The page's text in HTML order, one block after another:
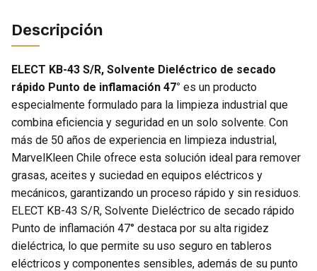
Descripción
ELECT KB-43 S/R, Solvente Dieléctrico de secado
rápido Punto de inflamación 47° es un producto
especialmente formulado para la limpieza industrial que
combina eficiencia y seguridad en un solo solvente. Con
más de 50 años de experiencia en limpieza industrial,
MarvelKleen Chile ofrece esta solución ideal para remover
grasas, aceites y suciedad en equipos eléctricos y
mecánicos, garantizando un proceso rápido y sin residuos.
ELECT KB-43 S/R, Solvente Dieléctrico de secado rápido
Punto de inflamación 47° destaca por su alta rigidez
dieléctrica, lo que permite su uso seguro en tableros
eléctricos y componentes sensibles, además de su punto